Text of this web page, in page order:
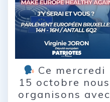
Ce mercredi
15 octobre nous
organisons avec